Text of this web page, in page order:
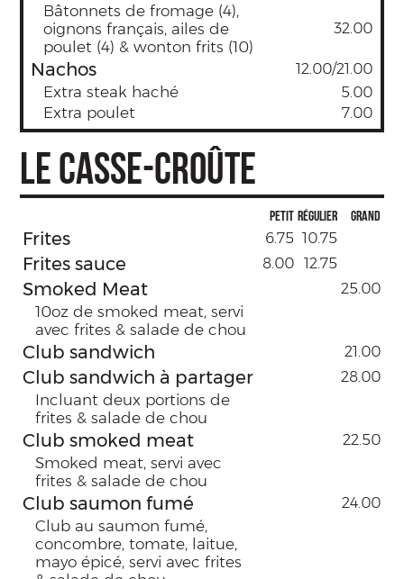
Bâtonnets de fromage (4),
oignons français, ailes de
poulet (4) & wonton frits (10)
32.00
Nachos 12.00/21.00
Extra steak haché 5.00
Extra poulet 7.00
LE CASSE-CROÛTE
Petit Régulier Grand
Frites 6.75 10.75
Frites sauce 8.00 12.75
Smoked Meat 25.00
10oz de smoked meat, servi
avec frites & salade de chou
Club sandwich 21.00
Club sandwich à partager 28.00
Incluant deux portions de
frites & salade de chou
Club smoked meat 22.50
Smoked meat, servi avec
frites & salade de chou
Club saumon fumé 24.00
Club au saumon fumé,
concombre, tomate, laitue,
mayo épicé, servi avec frites